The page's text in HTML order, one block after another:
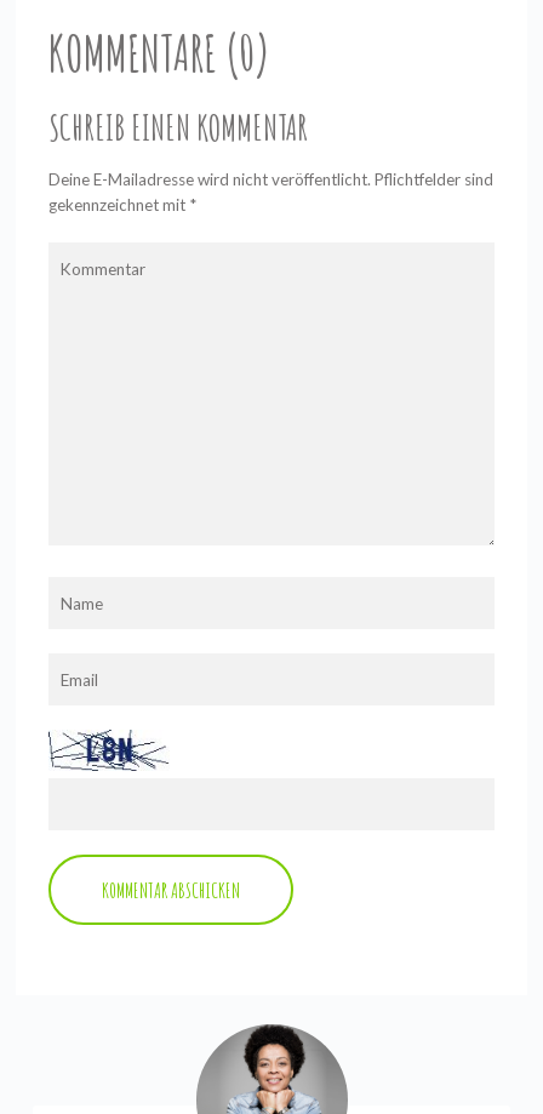
KOMMENTARE (0)
SCHREIB EINEN KOMMENTAR
Deine E-Mailadresse wird nicht veröffentlicht. Pflichtfelder sind
gekennzeichnet mit *